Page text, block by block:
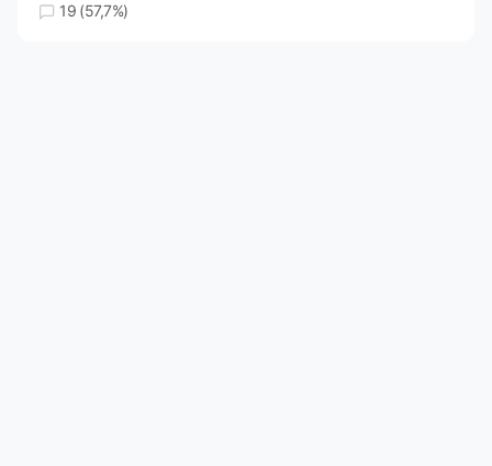
19 (57,7%)